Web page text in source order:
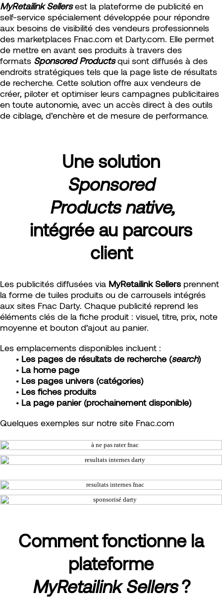
MyRetailink Sellersest la plateforme de publicité en
self-service spécialement développée pour répondre
aux besoins de visibilité des vendeurs professionnels
des marketplaces Fnac.com et Darty.com. Elle permet
de mettre en avant ses produits à travers des
formats Sponsored Productsqui sont diffusés à des
endroits stratégiques tels que la page liste de résultats
de recherche. Cette solution offre aux vendeurs de
créer, piloter et optimiser leurs campagnes publicitaires
en toute autonomie, avec un accès direct à des outils
de ciblage, d’enchère et de mesure de performance.
Une solution
Sponsored
Products native,
intégrée au parcours
client
Les publicités diffusées via MyRetailink Sellers prennent
la forme de tuiles produits ou de carrousels intégrés
aux sites Fnac Darty. Chaque publicité reprend les
éléments clés de la fiche produit : visuel, titre, prix, note
moyenne et bouton d’ajout au panier.
Les emplacements disponibles incluent :
Les pages de résultats de recherche (search)
La home page
Les pages univers (catégories)
Les fiches produits
La page panier (prochainement disponible)
Quelques exemples sur notre site Fnac.com
Comment fonctionne la
plateforme
MyRetailink Sellers?